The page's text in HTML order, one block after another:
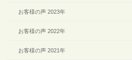
お客様の声 2023年
お客様の声 2022年
お客様の声 2021年